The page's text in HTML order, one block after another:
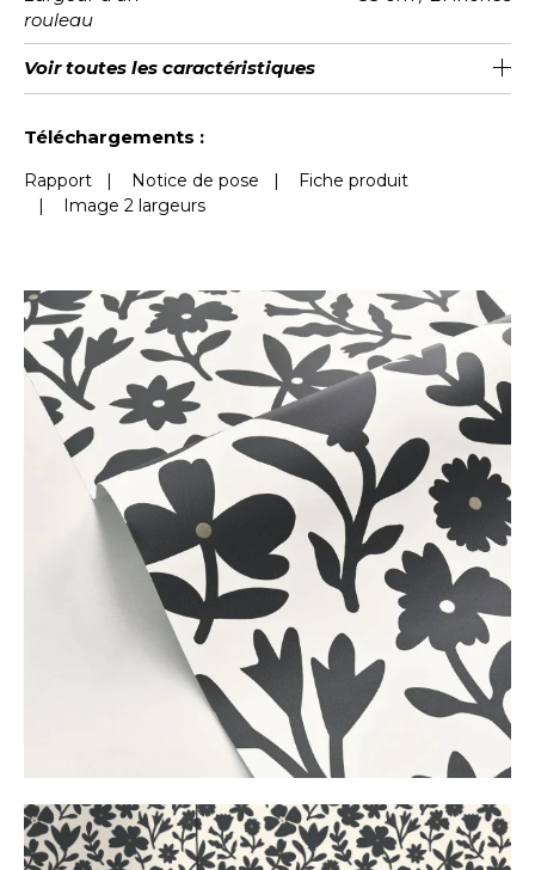
rouleau
Longueur
Vendu au rouleau de 10.05m / 11
yards
Raccord Raccord sauté 1/2
Rapport
Vertical
53cm / 21 pouces
Poids g/m² 150
Entretien Lavable
Pose colle Encollage du mur
Dépose Arrachage à sec
Norme COV A+
ASTME84 Class A
Norme
euroclass
C-s1, d0
Voir toutes les caractéristiques
Téléchargements :
Rapport | Notice de pose |
Fiche produit
| Image 2 largeurs